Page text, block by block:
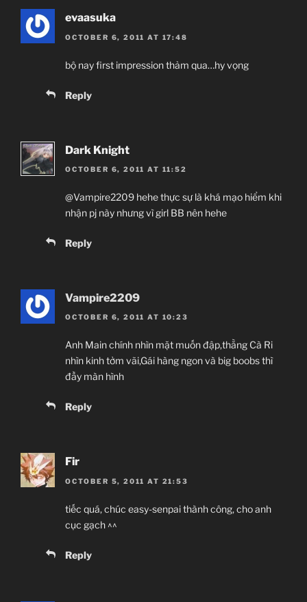
evaasuka
OCTOBER 6, 2011 AT 17:48
bộ nay first impression thảm qua…hy vọng
Reply
Dark Knight
OCTOBER 6, 2011 AT 11:52
@Vampire2209 hehe thực sự là khá mạo hiểm khi
nhận pj này nhưng vì girl BB nên hehe
Reply
Vampire2209
OCTOBER 6, 2011 AT 10:23
Anh Main chính nhìn mặt muốn đập,thằng Cà Ri
nhìn kinh tởm vãi,Gái hàng ngon và big boobs thì
đầy màn hình
Reply
Fir
OCTOBER 5, 2011 AT 21:53
tiếc quá, chúc easy-senpai thành công, cho anh
cục gạch ^^
Reply